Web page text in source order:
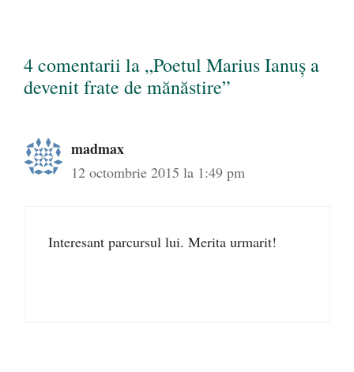
4 comentarii la „Poetul Marius Ianuş a
devenit frate de mănăstire”
madmax
12 octombrie 2015 la 1:49 pm
Interesant parcursul lui. Merita urmarit!